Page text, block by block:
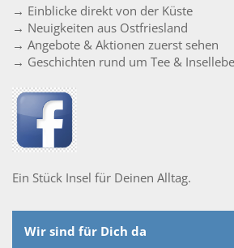
→ Einblicke direkt von der Küste
→ Neuigkeiten aus Ostfriesland
→ Angebote & Aktionen zuerst sehen
→ Geschichten rund um Tee &
Ein Stück Insel für Deinen Alltag.
Wir sind für Dich da